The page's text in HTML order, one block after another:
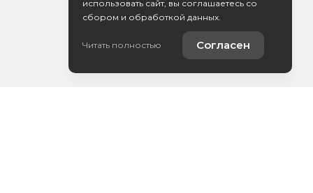
использовать сайт, вы соглашаетесь со
сбором и обработкой данных.
Читать полностью Согласен